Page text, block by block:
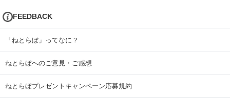
FEEDBACK
「ねとらぼ」ってなに？
ねとらぼへのご意見・ご感想
ねとらぼプレゼントキャンペーン応募規約